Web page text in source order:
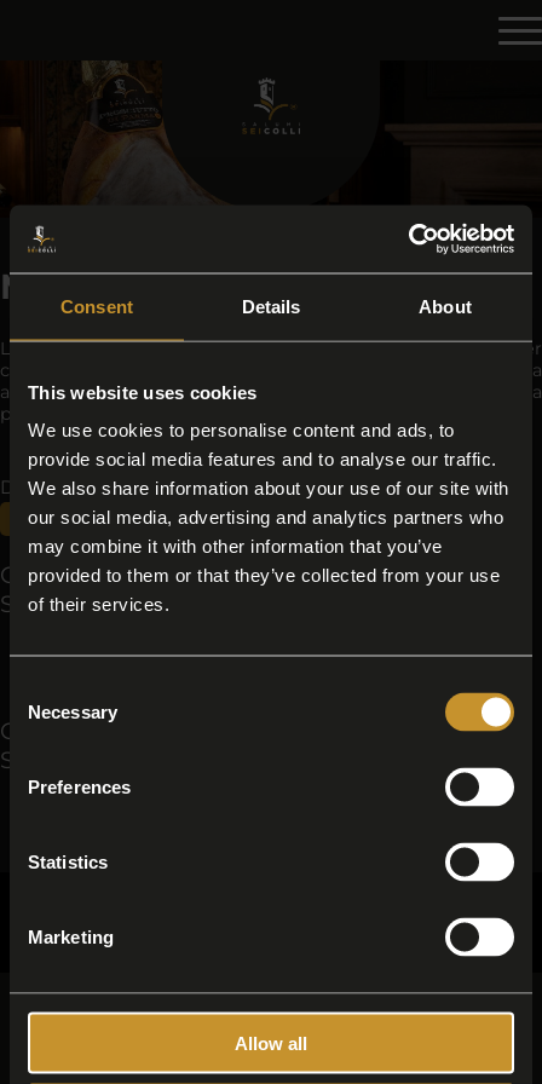
Consent Details About
This website uses cookies
We use cookies to personalise content and ads, to
provide social media features and to analyse our traffic.
We also share information about your use of our site with
our social media, advertising and analytics partners who
may combine it with other information that you’ve
provided to them or that they’ve collected from your use
of their services.
Selection
Necessary
Preferences
Statistics
Marketing
Allow all
Migliore Coppa Stagionata
La Coppa Stagionata Salumi Sei Colli si distingue per
consistenza compatta e gusto pieno. Lavorata
artigianalmente e stagionata con tempi naturali, è pensata
per chi desidera una coppa di alta qualità.
Di seguito tutti i contenuti taggati con:
Migliore Coppa Stagionata
Catalogo, I nostri salumi: Migliore Coppa
Stagionata
La Coppa Stagionata
Catalogo, Categorie: Migliore Coppa
Stagionata
SITEMAP